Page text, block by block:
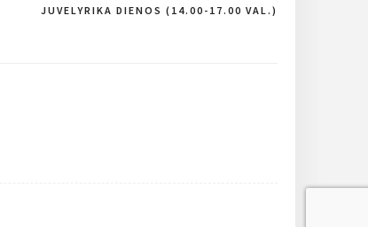
JUVELYRIKA DIENOS (14.00-17.00 VAL.)